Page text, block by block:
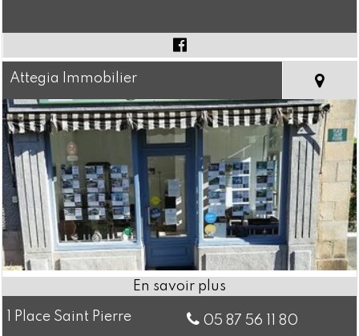
Attegia Immobilier
1 Place Saint Pierre 05 87 56 11 80